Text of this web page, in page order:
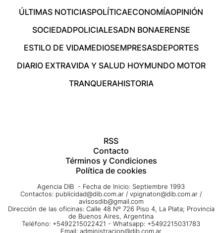
ÚLTIMAS NOTICIASPOLÍTICAECONOMÍAOPINIÓN
SOCIEDADPOLICIALESADN BONAERENSE
ESTILO DE VIDAMEDIOSEMPRESASDEPORTES
DIARIO EXTRAVIDA Y SALUD HOYMUNDO MOTOR
TRANQUERAHISTORIA
RSS
Contacto
Términos y Condiciones
Política de cookies
Agencia DIB - Fecha de Inicio: Septiembre 1993
Contactos: publicidad@dib.com.ar / vpignaton@dib.com.ar /
avisosdib@gmail.com
Dirección de las oficinas: Calle 48 Nº 726 Piso 4, La Plata; Provincia
de Buenos Aires, Argentina
Teléfono: +5492215022421 - Whatsapp: +5492215031783
Email: administracion@dib.com.ar